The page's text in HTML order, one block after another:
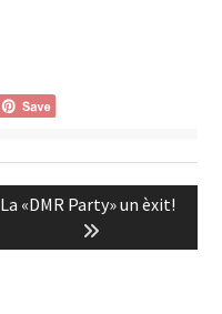
Next
La «DMR Party» un èxit!